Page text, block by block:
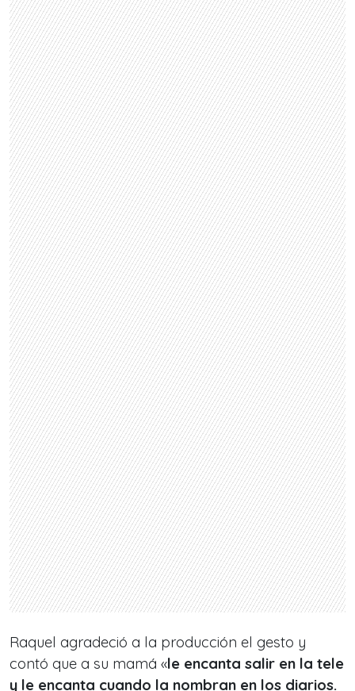
Raquel agradeció a la producción el gesto y
contó que a su mamá «le encanta salir en la tele
y le encanta cuando la nombran en los diarios.